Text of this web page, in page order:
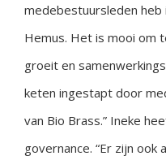
medebestuursleden heb
Hemus. Het is mooi om
groeit en
keten ingestapt door
van Bio Brass.” Ineke
governance. “Er zijn